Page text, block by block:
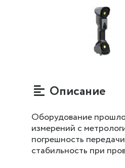
Описание
Оборудование
измерений с
погрешность
стабильность при